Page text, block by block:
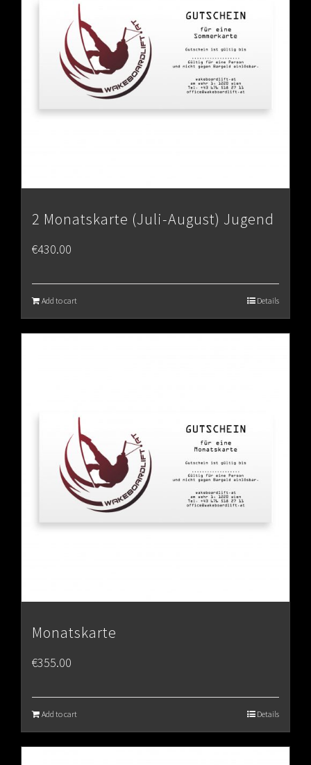
2 Monatskarte (Juli-August) Jugend
€430.00
Add to cart Details
Monatskarte
€355.00
Add to cart Details